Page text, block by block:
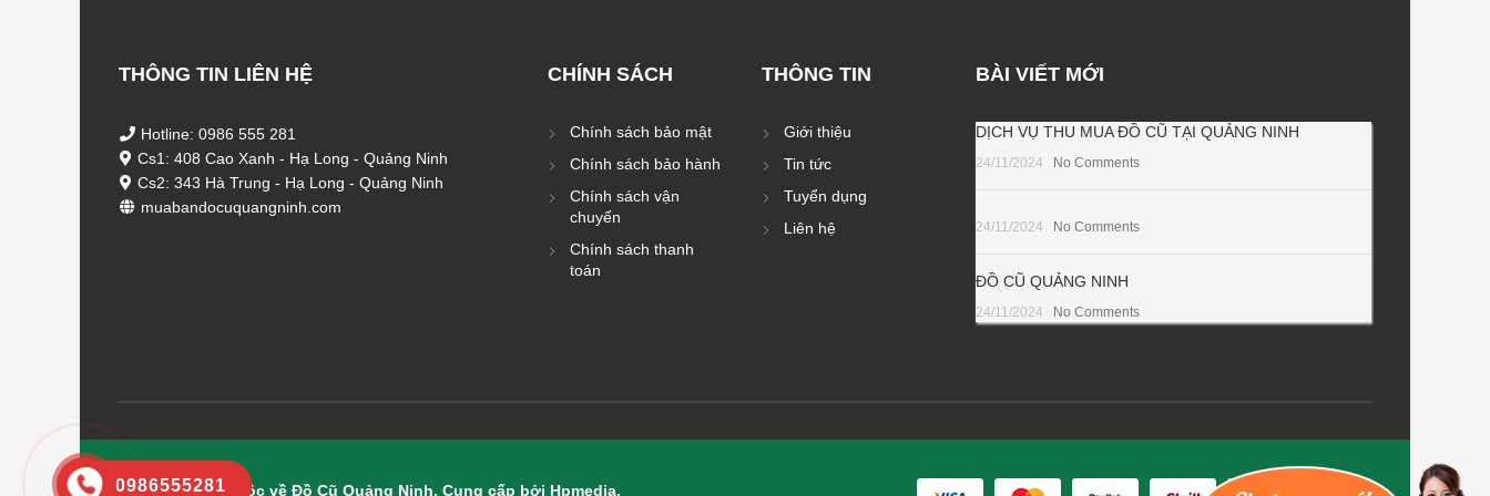
THÔNG TIN LIÊN HỆ
Hotline: 0986 555 281
Cs1: 408 Cao Xanh - Hạ Long - Quảng Ninh
Cs2: 343 Hà Trung - Hạ Long - Quảng Ninh
muabandocuquangninh.com
CHÍNH SÁCH
Chính sách bảo mật
Chính sách bảo hành
Chính sách vận
chuyển
Chính sách thanh
toán
THÔNG TIN
Giới thiệu
Tin tức
Tuyển dụng
Liên hệ
BÀI VIẾT MỚI
DỊCH VỤ THU MUA ĐỒ CŨ TẠI QUẢNG NINH
24/11/2024 No Comments
24/11/2024 No Comments
ĐỒ CŨ QUẢNG NINH
24/11/2024 No Comments
© Bản quyền thuộc về Đồ Cũ Quảng Ninh. Cung cấp bởi Hpmedia.
0986555281